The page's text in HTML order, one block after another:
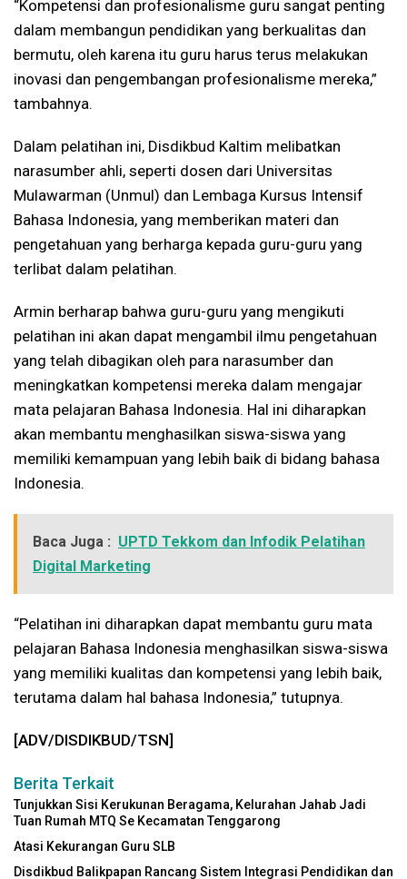
“Kompetensi dan profesionalisme guru sangat penting
dalam membangun pendidikan yang berkualitas dan
bermutu, oleh karena itu guru harus terus melakukan
inovasi dan pengembangan profesionalisme mereka,”
tambahnya.
Dalam pelatihan ini, Disdikbud Kaltim melibatkan
narasumber ahli, seperti dosen dari Universitas
Mulawarman (Unmul) dan Lembaga Kursus Intensif
Bahasa Indonesia, yang memberikan materi dan
pengetahuan yang berharga kepada guru-guru yang
terlibat dalam pelatihan.
Armin berharap bahwa guru-guru yang mengikuti
pelatihan ini akan dapat mengambil ilmu pengetahuan
yang telah dibagikan oleh para narasumber dan
meningkatkan kompetensi mereka dalam mengajar
mata pelajaran Bahasa Indonesia. Hal ini diharapkan
akan membantu menghasilkan siswa-siswa yang
memiliki kemampuan yang lebih baik di bidang bahasa
Indonesia.
Baca Juga : UPTD Tekkom dan Infodik Pelatihan
Digital Marketing
“Pelatihan ini diharapkan dapat membantu guru mata
pelajaran Bahasa Indonesia menghasilkan siswa-siswa
yang memiliki kualitas dan kompetensi yang lebih baik,
terutama dalam hal bahasa Indonesia,” tutupnya.
[ADV/DISDIKBUD/TSN]
Berita Terkait
Tunjukkan Sisi Kerukunan Beragama, Kelurahan Jahab Jadi
Tuan Rumah MTQ Se Kecamatan Tenggarong
Atasi Kekurangan Guru SLB
Disdikbud Balikpapan Rancang Sistem Integrasi Pendidikan dan